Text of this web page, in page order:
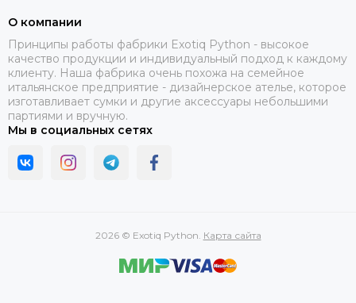
О компании
Принципы работы фабрики Exotiq Python - высокое
качество продукции и индивидуальный подход к каждому
клиенту. Наша фабрика очень похожа на семейное
итальянское предприятие - дизайнерское ателье, которое
изготавливает сумки и другие аксессуары небольшими
партиями и вручную.
Мы в социальных сетях
2026 © Exotiq Python. Карта сайта